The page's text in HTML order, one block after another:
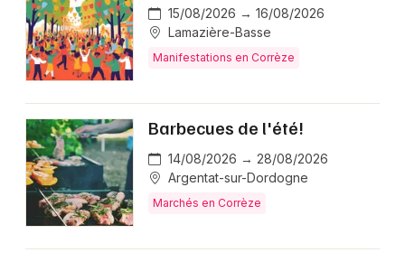
15/08/2026 → 16/08/2026
Lamazière-Basse
Manifestations en Corrèze
Barbecues de l'été!
14/08/2026 → 28/08/2026
Argentat-sur-Dordogne
Marchés en Corrèze